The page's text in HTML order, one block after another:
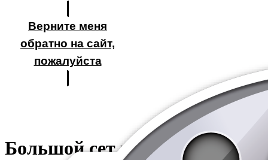
Верните меня
обратно на сайт,
пожалуйста
Большой сет к 23 февраля